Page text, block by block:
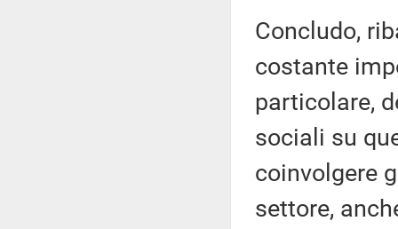
Concludo,
costante
particolare,
sociali su
coinvolgere
settore,